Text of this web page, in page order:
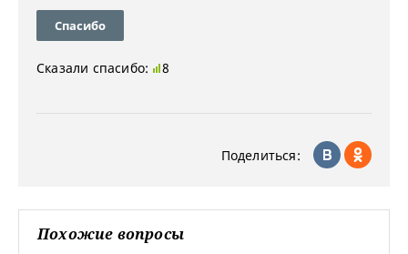
Спасибо
Сказали спасибо: 8
Поделиться:
Похожие вопросы